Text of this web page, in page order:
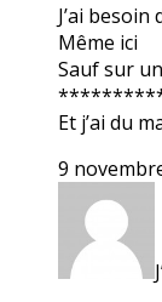
J’ai
Même ici
Sauf sur
Et j’ai du
9